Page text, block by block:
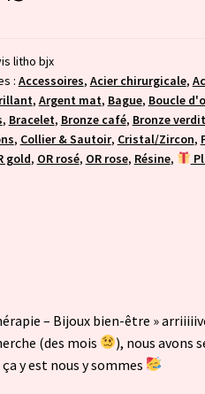
litho bjx
: Accessoires, Acier chirurgicale,
, Argent mat, Bague, Boucle
, Bracelet, Bronze café, Bronze verdit
, Collier & Sautoir, Cristal/Zircon,
gold, OR rosé, OR rose, Résine,
– Bijoux bien-être »
(des mois
), nous avons
y est nous y sommes